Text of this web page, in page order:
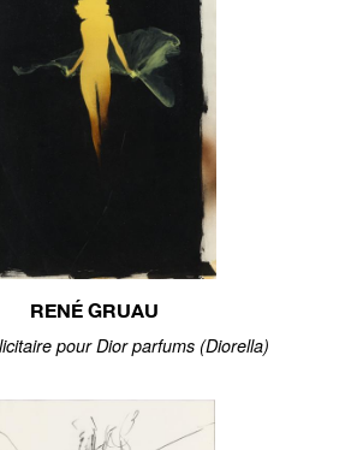
RENÉ GRUAU
pour Dior parfums (Diorella)